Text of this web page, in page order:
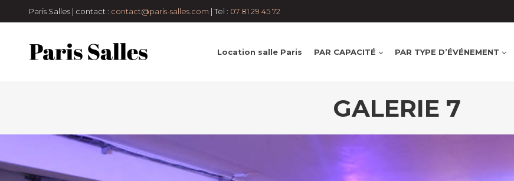
Paris Salles | contact : contact@paris-salles.com | Tel : 07 81 29 45 72
Location salle Paris PAR CAPACITÉ PAR TYPE D’ÉVÉNEMENT
GALERIE 7